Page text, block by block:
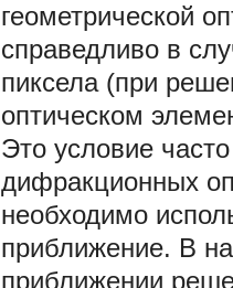
геометрической
справедливо в
пиксела (при
оптическом
Это условие
дифракционных
необходимо
приближение. В
приближении